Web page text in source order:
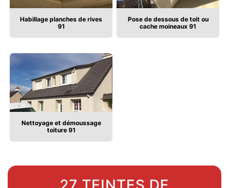
Habillage planches de rives
91
Pose de dessous de toit ou
cache moineaux 91
Nettoyage et démoussage
toiture 91